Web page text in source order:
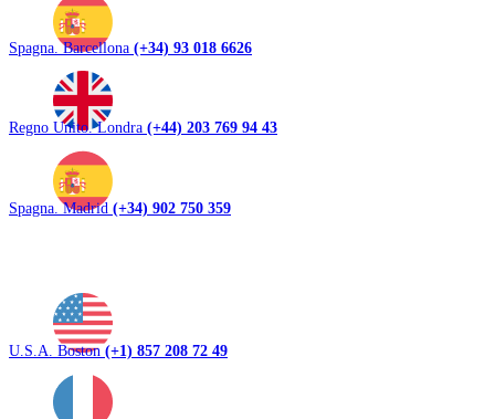
Spagna. Barcellona (+34) 93 018 6626
Regno Unito. Londra (+44) 203 769 94 43
Spagna. Madrid (+34) 902 750 359
U.S.A. Boston(+1) 857 208 72 49